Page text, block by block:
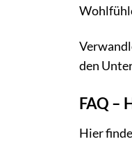
den
FAQ –
Hier